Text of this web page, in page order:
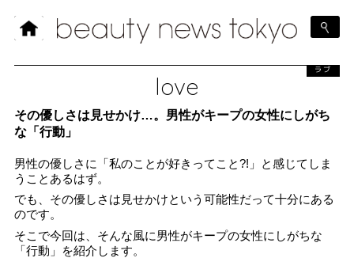
love
ラブ
その優しさは見せかけ…。男性がキープの女性にしがち
な「行動」
男性の優しさに「私のことが好きってこと?!」と感じてしま
うことあるはず。
でも、その優しさは見せかけという可能性だって十分にある
のです。
そこで今回は、そんな風に男性がキープの女性にしがちな
「行動」を紹介します。